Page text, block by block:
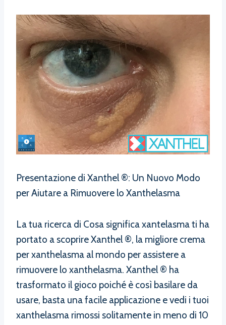
Presentazione di Xanthel ®: Un Nuovo Modo
per Aiutare a Rimuovere lo Xanthelasma
La tua ricerca di Cosa significa xantelasma ti ha
portato a scoprire Xanthel ®, la migliore crema
per xanthelasma al mondo per assistere a
rimuovere lo xanthelasma. Xanthel ® ha
trasformato il gioco poiché è così basilare da
usare, basta una facile applicazione e vedi i tuoi
xanthelasma rimossi solitamente in meno di 10